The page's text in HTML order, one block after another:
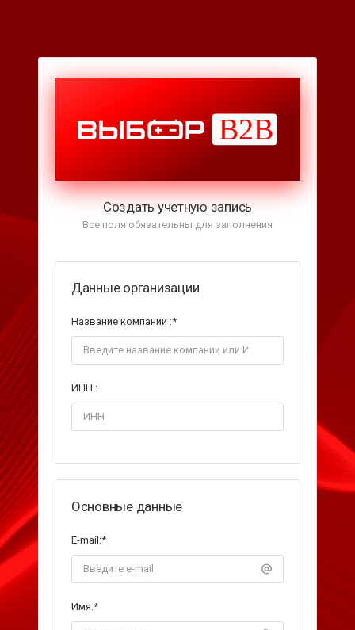
Создать учетную запись
Все поля обязательны для заполнения
Данные организации
Название компании :*
ИНН :
Основные данные
E-mail:*
Имя:*